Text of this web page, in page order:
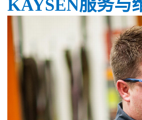
KAYSEN服务与